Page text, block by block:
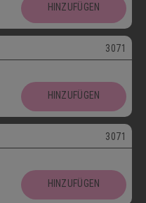
HINZUFÜGEN
3071
HINZUFÜGEN
3071
HINZUFÜGEN